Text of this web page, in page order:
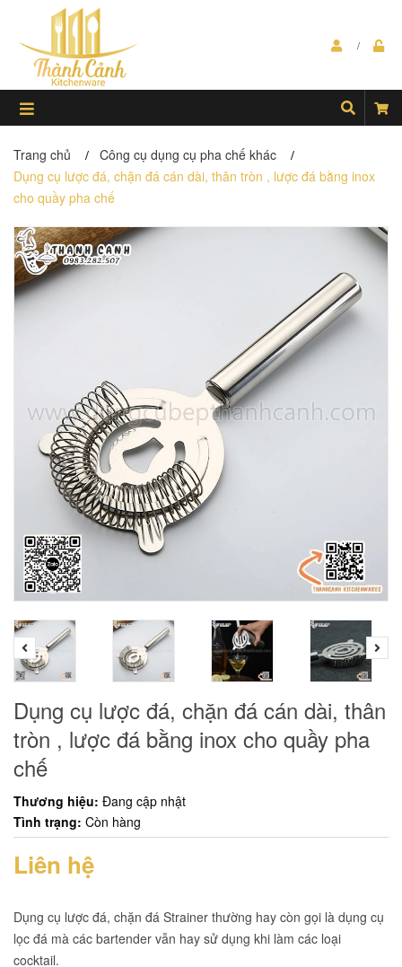
Trang chủ / Công cụ dụng cụ pha chế khác /
Dụng cụ lược đá, chặn đá cán dài, thân tròn , lược đá bằng inox
cho quầy pha chế
Dụng cụ lược đá, chặn đá cán dài, thân
tròn , lược đá bằng inox cho quầy pha
chế
Thương hiệu: Đang cập nhật
Tình trạng: Còn hàng
Liên hệ
Dụng cụ lược đá, chặn đá Strainer thường hay còn gọi là dụng cụ
lọc đá mà các bartender vẫn hay sử dụng khi làm các loại
cocktail.